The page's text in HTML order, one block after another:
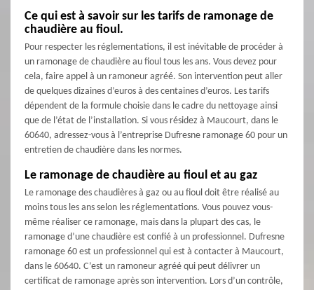
Ce qui est à savoir sur les tarifs de ramonage de
chaudière au fioul.
Pour respecter les réglementations, il est inévitable de procéder à
un ramonage de chaudière au fioul tous les ans. Vous devez pour
cela, faire appel à un ramoneur agréé. Son intervention peut aller
de quelques dizaines d’euros à des centaines d’euros. Les tarifs
dépendent de la formule choisie dans le cadre du nettoyage ainsi
que de l’état de l’installation. Si vous résidez à Maucourt, dans le
60640, adressez-vous à l’entreprise Dufresne ramonage 60 pour un
entretien de chaudière dans les normes.
Le ramonage de chaudière au fioul et au gaz
Le ramonage des chaudières à gaz ou au fioul doit être réalisé au
moins tous les ans selon les réglementations. Vous pouvez vous-
même réaliser ce ramonage, mais dans la plupart des cas, le
ramonage d’une chaudière est confié à un professionnel. Dufresne
ramonage 60 est un professionnel qui est à contacter à Maucourt,
dans le 60640. C’est un ramoneur agréé qui peut délivrer un
certificat de ramonage après son intervention. Lors d’un contrôle,